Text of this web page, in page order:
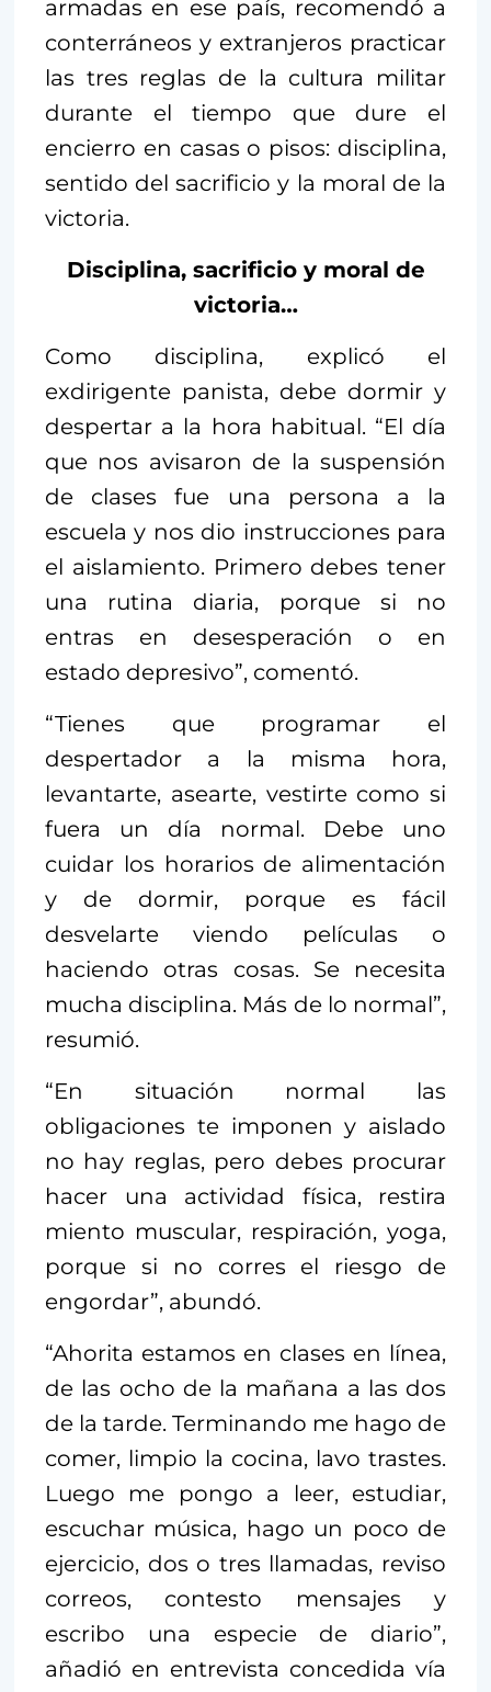
armadas en ese país, recomendó a
conterráneos y extranjeros practicar
las tres reglas de la cultura militar
durante el tiempo que dure el
encierro en casas o pisos: disciplina,
sentido del sacrificio y la moral de la
victoria.
Disciplina, sacrificio y moral de
victoria…
Como disciplina, explicó el
exdirigente panista, debe dormir y
despertar a la hora habitual. “El día
que nos avisaron de la suspensión
de clases fue una persona a la
escuela y nos dio instrucciones para
el aislamiento. Primero debes tener
una rutina diaria, porque si no
entras en desesperación o en
estado depresivo”, comentó.
“Tienes que programar el
despertador a la misma hora,
levantarte, asearte, vestirte como si
fuera un día normal. Debe uno
cuidar los horarios de alimentación
y de dormir, porque es fácil
desvelarte viendo películas o
haciendo otras cosas. Se necesita
mucha disciplina. Más de lo normal”,
resumió.
“En situación normal las
obligaciones te imponen y aislado
no hay reglas, pero debes procurar
hacer una actividad física, restira
miento muscular, respiración, yoga,
porque si no corres el riesgo de
engordar”, abundó.
“Ahorita estamos en clases en línea,
de las ocho de la mañana a las dos
de la tarde. Terminando me hago de
comer, limpio la cocina, lavo trastes.
Luego me pongo a leer, estudiar,
escuchar música, hago un poco de
ejercicio, dos o tres llamadas, reviso
correos, contesto mensajes y
escribo una especie de diario”,
añadió en entrevista concedida vía